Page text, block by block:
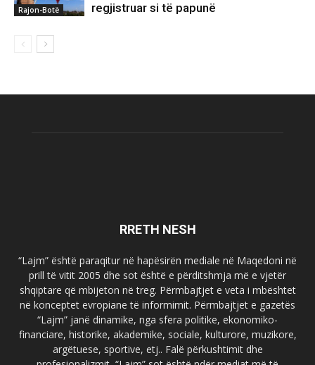
Rajon-Botë
regjistruar si të papunë
RRETH NESH
“Lajm” është paraqitur në hapësirën mediale në Maqedoni në
prill të vitit 2005 dhe sot është e përditshmja më e vjetër
shqiptare që mbijeton në treg. Përmbajtjet e veta i mbështet
në konceptet evropiane të informimit. Përmbajtjet e gazetës
“Lajm” janë dinamike, nga sfera politike, ekonomiko-
financiare, historike, akademike, sociale, kulturore, muzikore,
argëtuese, sportive, etj.. Falë përkushtimit dhe